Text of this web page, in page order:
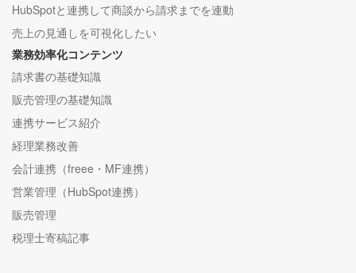
HubSpotと連携して商談から請求までを連動
売上の見通しを可視化したい
業務効率化コンテンツ
請求書の基礎知識
販売管理の基礎知識
連携サービス紹介
経理業務改善
会計連携（freee・MF連携）
営業管理（HubSpot連携）
販売管理
税理士寄稿記事